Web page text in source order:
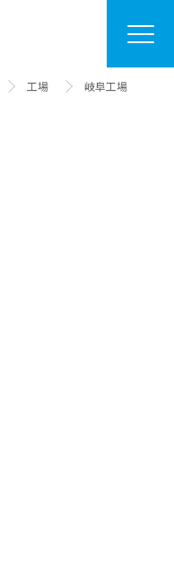
工場 岐阜工場